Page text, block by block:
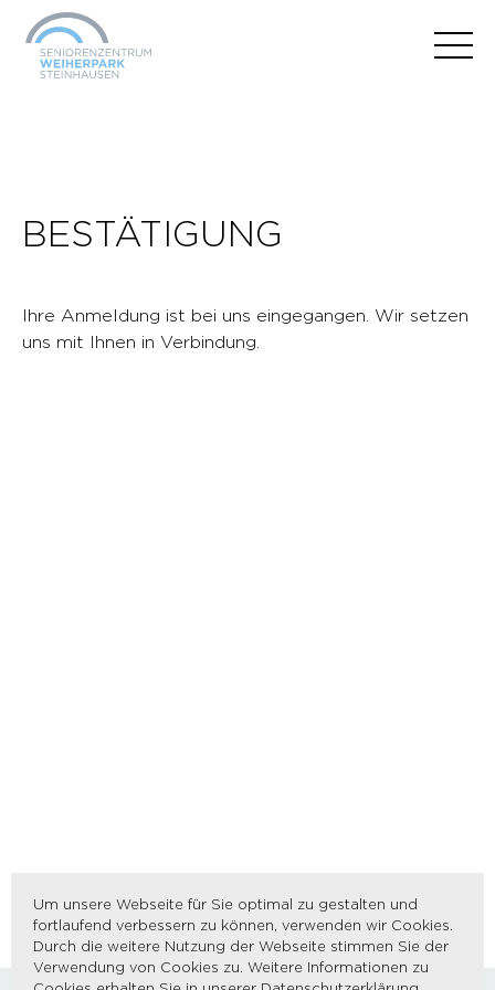
BESTÄTIGUNG
Ihre Anmeldung ist bei uns eingegangen. Wir setzen
uns mit Ihnen in Verbindung.
Um unsere Webseite für Sie optimal zu gestalten und
fortlaufend verbessern zu können, verwenden wir Cookies.
Durch die weitere Nutzung der Webseite stimmen Sie der
Verwendung von Cookies zu. Weitere Informationen zu